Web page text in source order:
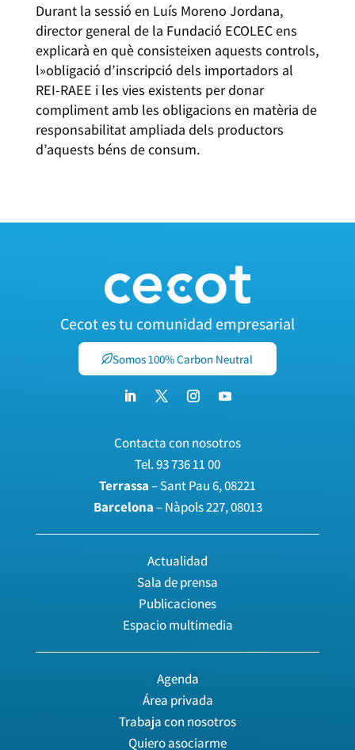
Durant la sessió en Luís Moreno Jordana,
director general de la Fundació ECOLEC ens
explicarà en què consisteixen aquests controls,
l»obligació d’inscripció dels importadors al
REI-RAEE i les vies existents per donar
compliment amb les obligacions en matèria de
responsabilitat ampliada dels productors
d’aquests béns de consum.
Cecot es tu comunidad empresarial
Somos 100% Carbon Neutral
Contacta con nosotros
Tel.93 736 11 00
Terrassa– Sant Pau 6, 08221
Barcelona– Nàpols 227, 08013
Actualidad
Sala de prensa
Publicaciones
Espacio multimedia
Agenda
Área privada
Trabaja con nosotros
Quiero asociarme